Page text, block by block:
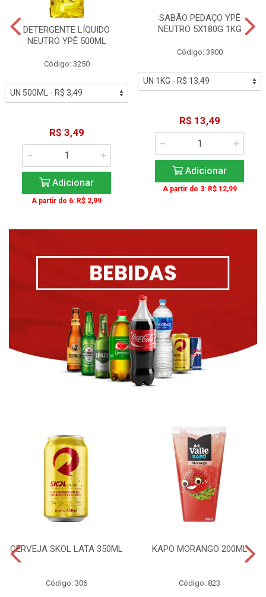
DETERGENTE LÍQUIDO
NEUTRO YPÊ 500ML
Código: 3250
R$ 3,49
Adicionar
A partir de 6: R$ 2,99
SABÃO PEDAÇO YPÊ
NEUTRO 5X180G 1KG
Código: 3900
R$ 13,49
Adicionar
A partir de 3: R$ 12,99
CERVEJA SKOL LATA 350ML
Código: 306
KAPO MORANGO 200ML
Código: 823